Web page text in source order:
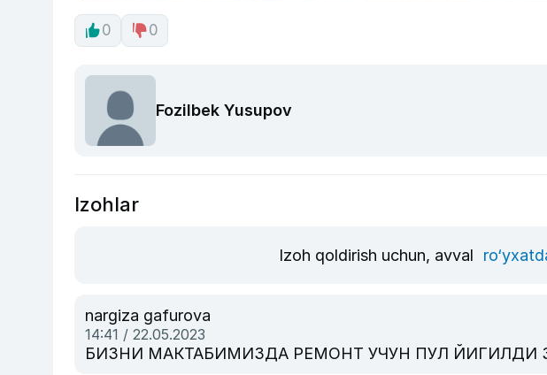
0 0
Fozilbek Yusupov
Izohlar
Izoh qoldirish uchun, avval
nargiza gafurova
14:41 / 22.05.2023
БИЗНИ МАКТАБИМИЗДА РЕМОНТ УЧУН ПУЛ ЙИГИЛДИ